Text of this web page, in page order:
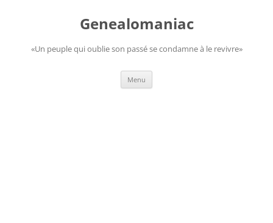
Genealomaniac
«Un peuple qui oublie son passé se condamne à le revivre»
Menu